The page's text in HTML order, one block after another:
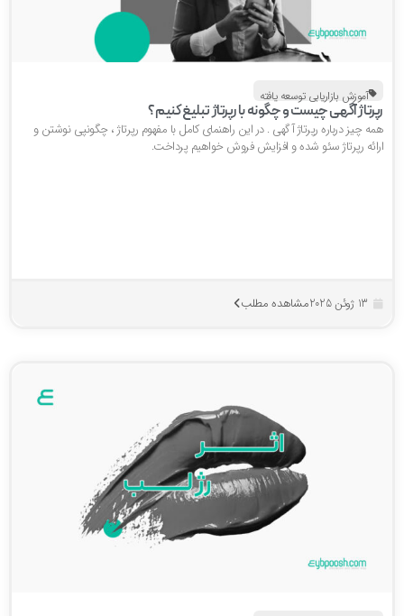
آموزش بازاریابی توسعه یافته
آگهی چیست و چگونه با رپرتاژ تبلیغ کنیم؟
چیز درباره رپرتاژ آگهی . در این راهنمای کامل با مفهوم رپرتاژ ، چگونپی نوشتن و
رپرتاژ سئو شده و افزایش فروش خواهیم پرداخت.
مشاهده مطلب